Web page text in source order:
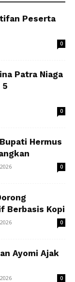
Peserta
0
Patra Niaga
5
0
Hermus
0
Berbasis Kopi
0
Ayomi Ajak
0